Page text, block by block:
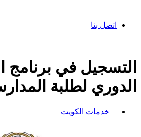
اتصل بنا
التسجيل في برنامج
الدوري لطلبة
خدمات الكويت